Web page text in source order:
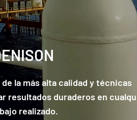
la más alta calidad y técnicas
resultados duraderos en
realizado.